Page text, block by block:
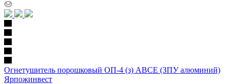
Огнетушитель порошковый ОП-4 (з) АВСE (ЗПУ алюминий)
Ярпожинвест